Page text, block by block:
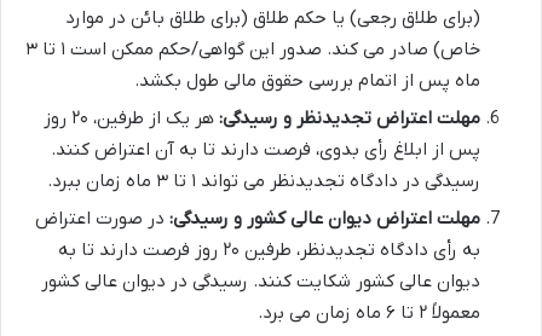
(برای طلاق رجعی) یا حکم طلاق (برای طلاق بائن در موارد
خاص) صادر می کند. صدور این گواهی/حکم ممکن است ۱ تا ۳
ماه پس از اتمام بررسی حقوق مالی طول بکشد.
مهلت اعتراض تجدیدنظر و رسیدگی:
هر یک از طرفین، ۲۰ روز
پس از ابلاغ رأی بدوی، فرصت دارند تا به آن اعتراض کنند.
رسیدگی در دادگاه تجدیدنظر می تواند ۱ تا ۳ ماه زمان ببرد.
مهلت اعتراض دیوان عالی کشور و رسیدگی: در صورت اعتراض
به رأی دادگاه تجدیدنظر، طرفین ۲۰ روز فرصت دارند تا به
دیوان عالی کشور شکایت کنند. رسیدگی در دیوان عالی کشور
معمولاً ۲ تا ۶ ماه زمان می برد.